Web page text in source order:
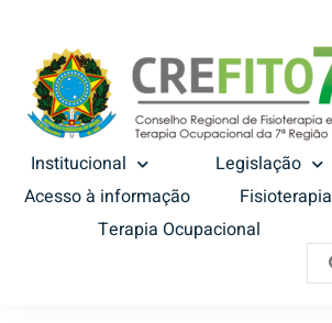
Institucional
Legislação
Acesso à informação
Fisioterapia
Terapia Ocupacional